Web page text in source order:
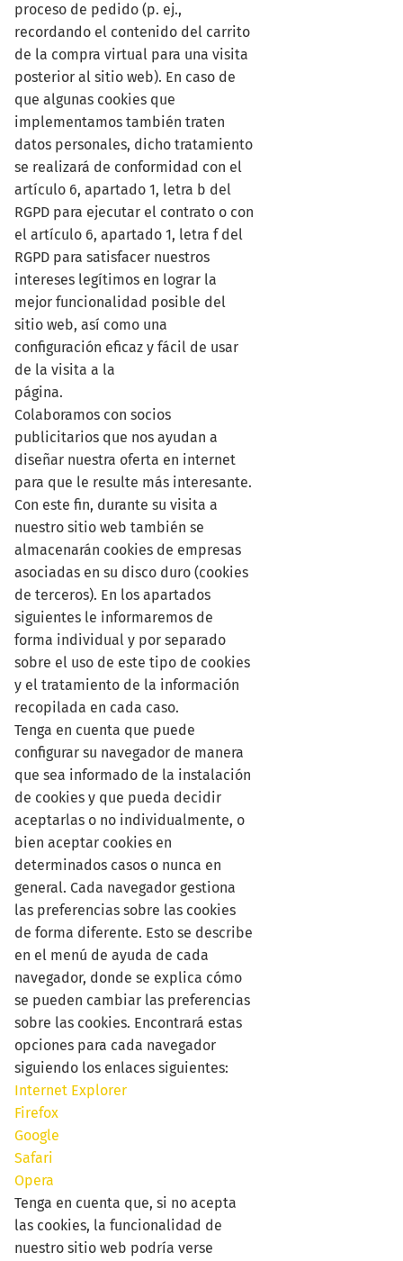
proceso de pedido (p. ej.,
recordando el contenido del carrito
de la compra virtual para una visita
posterior al sitio web). En caso de
que algunas cookies que
implementamos también traten
datos personales, dicho tratamiento
se realizará de conformidad con el
artículo 6, apartado 1, letra b del
RGPD para ejecutar el contrato o con
el artículo 6, apartado 1, letra f del
RGPD para satisfacer nuestros
intereses legítimos en lograr la
mejor funcionalidad posible del
sitio web, así como una
configuración eficaz y fácil de usar
de la visita a la
página.
Colaboramos con socios
publicitarios que nos ayudan a
diseñar nuestra oferta en internet
para que le resulte más interesante.
Con este fin, durante su visita a
nuestro sitio web también se
almacenarán cookies de empresas
asociadas en su disco duro (cookies
de terceros). En los apartados
siguientes le informaremos de
forma individual y por separado
sobre el uso de este tipo de cookies
y el tratamiento de la información
recopilada en cada caso.
Tenga en cuenta que puede
configurar su navegador de manera
que sea informado de la instalación
de cookies y que pueda decidir
aceptarlas o no individualmente, o
bien aceptar cookies en
determinados casos o nunca en
general. Cada navegador gestiona
las preferencias sobre las cookies
de forma diferente. Esto se describe
en el menú de ayuda de cada
navegador, donde se explica cómo
se pueden cambiar las preferencias
sobre las cookies. Encontrará estas
opciones para cada navegador
siguiendo los enlaces siguientes:
Internet Explorer
Firefox
Google
Safari
Opera
Tenga en cuenta que, si no acepta
las cookies, la funcionalidad de
nuestro sitio web podría verse